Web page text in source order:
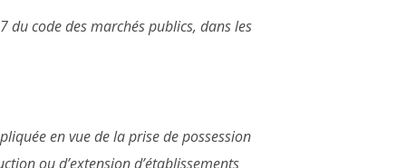
code des marchés publics, dans les
en vue de la prise de possession
ou d’extension d’établissements